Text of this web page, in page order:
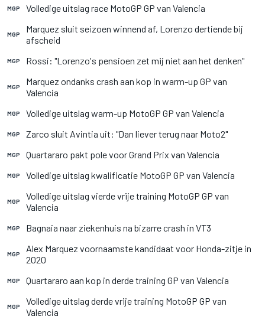
MGP Volledige uitslag race MotoGP GP van Valencia
MGP
Marquez sluit seizoen winnend af, Lorenzo dertiende bij
afscheid
MGP Rossi: "Lorenzo's pensioen zet mij niet aan het denken"
MGP
Marquez ondanks crash aan kop in warm-up GP van
Valencia
MGP Volledige uitslag warm-up MotoGP GP van Valencia
MGP Zarco sluit Avintia uit: "Dan liever terug naar Moto2"
MGP Quartararo pakt pole voor Grand Prix van Valencia
MGP Volledige uitslag kwalificatie MotoGP GP van Valencia
MGP
Volledige uitslag vierde vrije training MotoGP GP van
Valencia
MGP Bagnaia naar ziekenhuis na bizarre crash in VT3
MGP
Alex Marquez voornaamste kandidaat voor Honda-zitje in
2020
MGP Quartararo aan kop in derde training GP van Valencia
MGP
Volledige uitslag derde vrije training MotoGP GP van
Valencia